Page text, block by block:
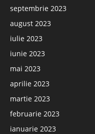
septembrie 2023
august 2023
iulie 2023
iunie 2023
mai 2023
aprilie 2023
martie 2023
februarie 2023
ianuarie 2023